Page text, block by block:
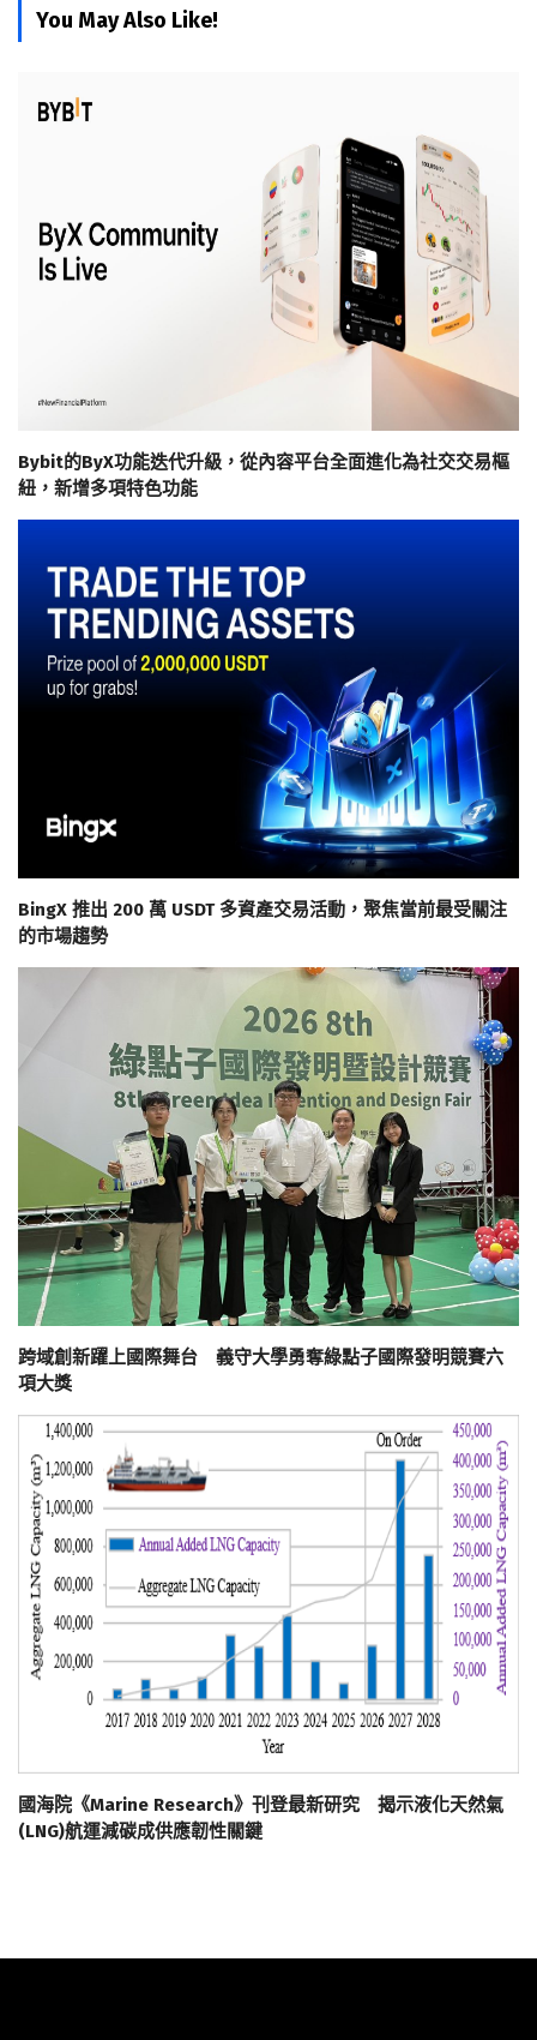
You May Also Like!
Bybit的ByX功能迭代升級，從內容平台全面進化為社交交易樞
紐，新增多項特色功能
BingX 推出 200 萬 USDT 多資產交易活動，聚焦當前最受關注
的市場趨勢
跨域創新躍上國際舞台 義守大學勇奪綠點子國際發明競賽六
項大獎
國海院《Marine Research》刊登最新研究 揭示液化天然氣
(LNG)航運減碳成供應韌性關鍵